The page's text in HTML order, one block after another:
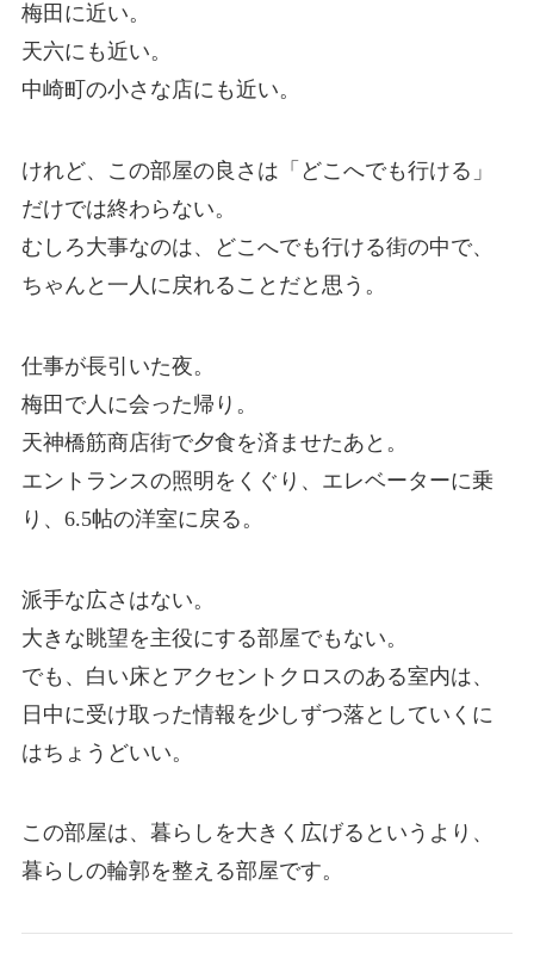
梅田に近い。
天六にも近い。
中崎町の小さな店にも近い。
けれど、この部屋の良さは「どこへでも行ける」
だけでは終わらない。
むしろ大事なのは、どこへでも行ける街の中で、
ちゃんと一人に戻れることだと思う。
仕事が長引いた夜。
梅田で人に会った帰り。
天神橋筋商店街で夕食を済ませたあと。
エントランスの照明をくぐり、エレベーターに乗
り、6.5帖の洋室に戻る。
派手な広さはない。
大きな眺望を主役にする部屋でもない。
でも、白い床とアクセントクロスのある室内は、
日中に受け取った情報を少しずつ落としていくに
はちょうどいい。
この部屋は、暮らしを大きく広げるというより、
暮らしの輪郭を整える部屋です。